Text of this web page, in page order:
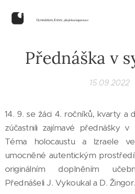
Gymnázium, Krnov,příspěvková organizace
Přednáška v
15.09.2022
14. 9. se žáci 4. ročníků, kvarty a
zúčastnili zajímavé přednášky v
Téma holocaustu a Izraele
umocněné autentickým
originálním doplněním
Přednášeli J. Vykoukal a D. Žingor.